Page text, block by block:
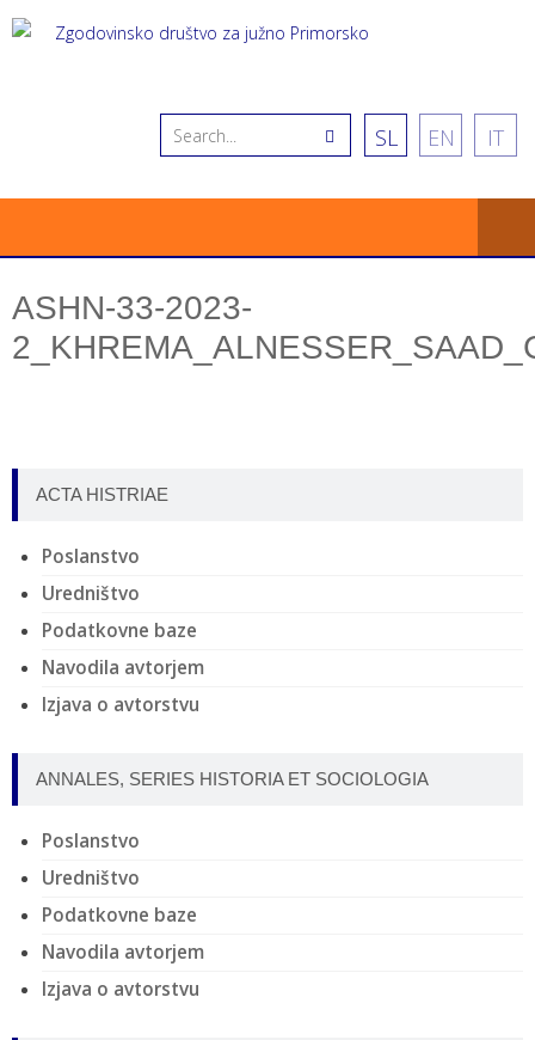
SL EN IT
ASHN-33-2023-
ACTA HISTRIAE
Poslanstvo
Uredništvo
Podatkovne baze
Navodila avtorjem
Izjava o avtorstvu
ANNALES, SERIES HISTORIA ET SOCIOLOGIA
Poslanstvo
Uredništvo
Podatkovne baze
Navodila avtorjem
Izjava o avtorstvu